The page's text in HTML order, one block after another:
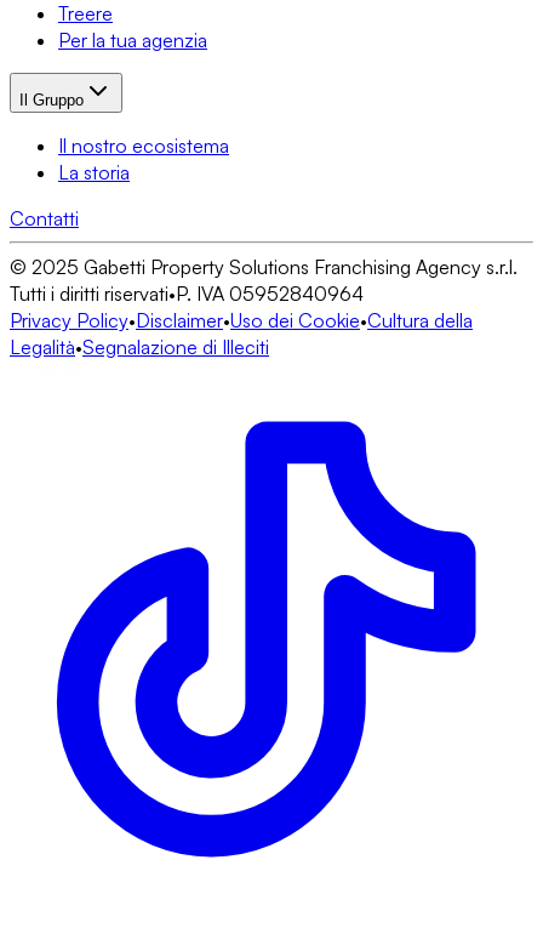
Treere
Per la tua agenzia
Il Gruppo
Il nostro ecosistema
La storia
Contatti
© 2025 Gabetti Property Solutions Franchising Agency s.r.l.
Tutti i diritti riservati•P. IVA 05952840964
Privacy Policy•Disclaimer•Uso dei Cookie•Cultura della
Legalità•Segnalazione di Illeciti